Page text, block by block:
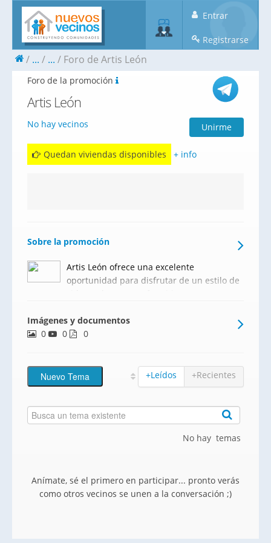
Entrar
Registrarse
... ... Foro de Artis León
Foro de la promoción
Artis León
No hay vecinos Unirme
Quedan viviendas disponibles + info
Sobre la promoción
Artis León ofrece una excelente
oportunidad para disfrutar de un estilo de
opciones de 2, 3 y 4 dormitorios,
diseñadas para maximizar el espacio y la
Imágenes y documentos
0
0 0
+Leídos +Recientes
No hay temas
Anímate, sé el primero en participar... pronto verás
como otros vecinos se unen a la conversación ;)